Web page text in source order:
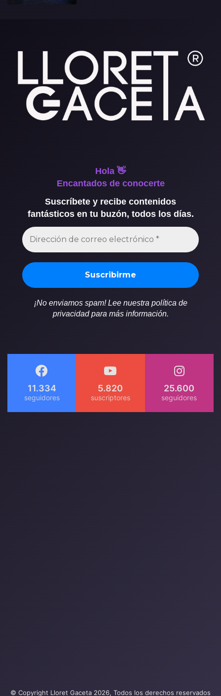
Hola 👋
Encantados de conocerte
Suscríbete y recibe contenidos
fantásticos en tu buzón, todos los días.
¡No enviamos spam! Lee nuestra política de
privacidad para más información.
11.334 5.820 25.600
© Copyright Lloret Gaceta 2026, Todos los derechos reservados